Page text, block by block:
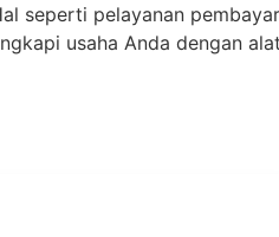
seperti pelayanan
usaha Anda dengan